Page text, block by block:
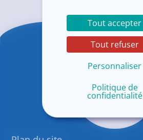
Tout accepter
Tout refuser
Personnaliser
Politique de
confidentialité